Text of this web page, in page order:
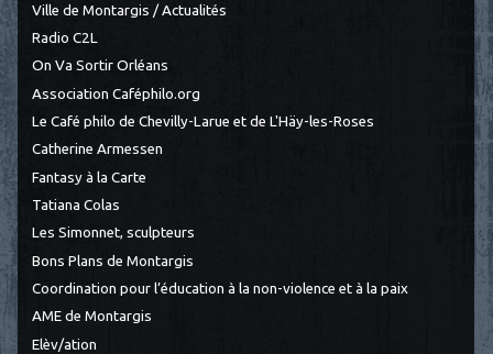
Ville de Montargis / Actualités
Radio C2L
On Va Sortir Orléans
Association Caféphilo.org
Le Café philo de Chevilly-Larue et de L'Häy-les-Roses
Catherine Armessen
Fantasy à la Carte
Tatiana Colas
Les Simonnet, sculpteurs
Bons Plans de Montargis
Coordination pour l’éducation à la non-violence et à la paix
AME de Montargis
Elèv/ation